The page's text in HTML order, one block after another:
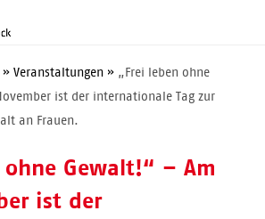
»Veranstaltungen » „Frei leben ohne
ist der internationale Tag zur
an Frauen.
Gewalt!“ – Am
ist der